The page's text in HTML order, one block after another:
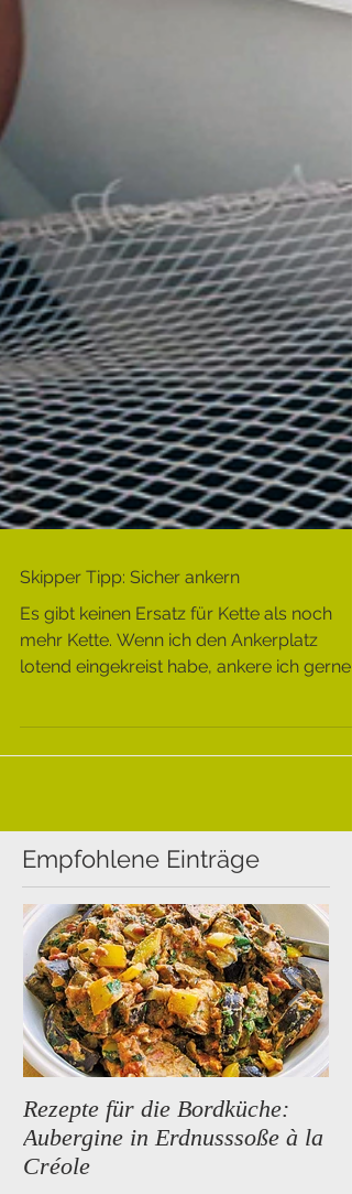
Skipper Tipp: Sicher ankern
Es gibt keinen Ersatz für Kette als noch
mehr Kette. Wenn ich den Ankerplatz
so flach wie...
Empfohlene Einträge
Rezepte für die Bordküche:
Aubergine in Erdnusssoße à la